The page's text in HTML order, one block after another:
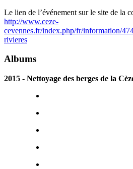
Le lien de l’événement sur le site de la
http://www.ceze-
cevennes.fr/index.php/fr/information/
rivieres
Albums
2015 - Nettoyage des berges de la